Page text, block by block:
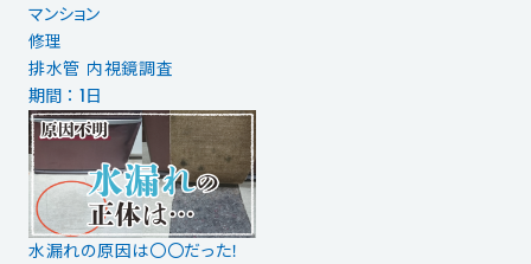
マンション
修理
排水管 内視鏡調査
期間 ： 1日
水漏れの原因は〇〇だった！